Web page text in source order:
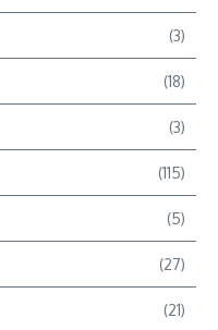
(3)
(18)
(3)
(115)
(5)
(27)
(21)